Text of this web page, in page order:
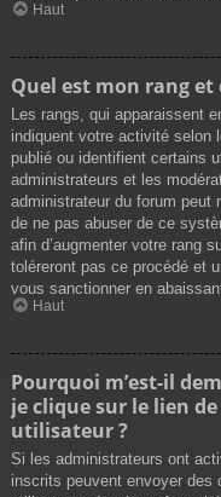
Haut
Quel est mon rang
Les rangs, qui apparaissent
indiquent votre activité selon
publié ou identifient certains
administrateurs et les
administrateur du forum peut
de ne pas abuser de ce
afin d’augmenter votre rang
toléreront pas ce procédé et
vous sanctionner en
Haut
Pourquoi m’est-il
je clique sur le lien
utilisateur ?
Si les administrateurs ont
inscrits peuvent envoyer des